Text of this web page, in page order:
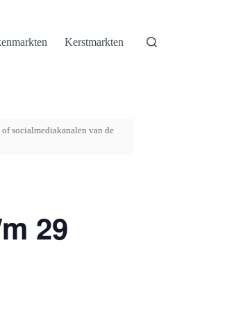
Kerstmarkten
socialmediakanalen van de
29